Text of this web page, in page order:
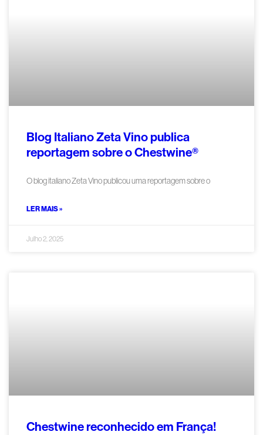
Blog Italiano Zeta Vino publica
reportagem sobre o Chestwine®
O blog italiano Zeta Vino publicou uma reportagem sobre o
LER MAIS »
Julho 2, 2025
Chestwine reconhecido em França!